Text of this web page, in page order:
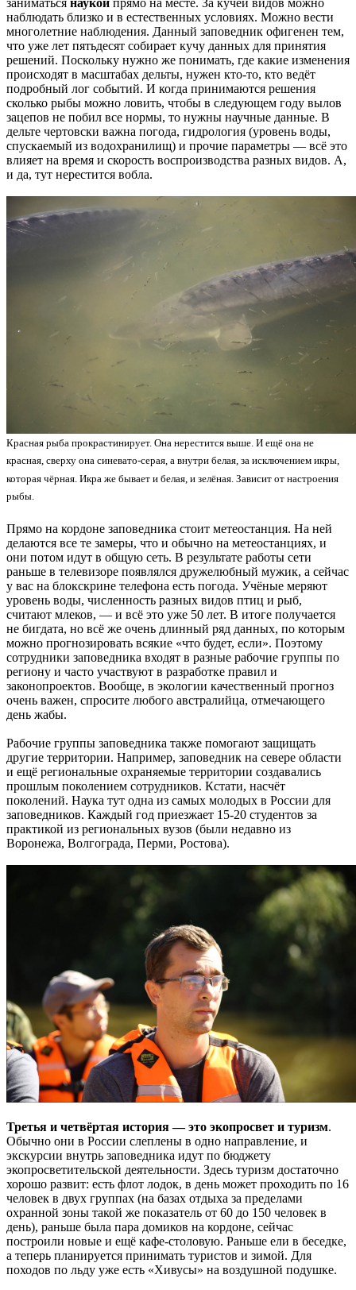
заниматься наукой прямо на месте. За кучей видов можно
наблюдать близко и в естественных условиях. Можно вести
многолетние наблюдения. Данный заповедник офигенен тем,
что уже лет пятьдесят собирает кучу данных для принятия
решений. Поскольку нужно же понимать, где какие изменения
происходят в масштабах дельты, нужен кто-то, кто ведёт
подробный лог событий. И когда принимаются решения
сколько рыбы можно ловить, чтобы в следующем году вылов
зацепов не побил все нормы, то нужны научные данные. В
дельте чертовски важна погода, гидрология (уровень воды,
спускаемый из водохранилищ) и прочие параметры — всё это
влияет на время и скорость воспроизводства разных видов. А,
и да, тут нерестится вобла.
Красная рыба прокрастинирует. Она нерестится выше. И ещё она не
красная, сверху она синевато-серая, а внутри белая, за исключением икры,
которая чёрная. Икра же бывает и белая, и зелёная. Зависит от настроения
рыбы.
Прямо на кордоне заповедника стоит метеостанция. На ней
делаются все те замеры, что и обычно на метеостанциях, и
они потом идут в общую сеть. В результате работы сети
раньше в телевизоре появлялся дружелюбный мужик, а сейчас
у вас на блокскрине телефона есть погода. Учёные меряют
уровень воды, численность разных видов птиц и рыб,
считают млеков, — и всё это уже 50 лет. В итоге получается
не бигдата, но всё же очень длинный ряд данных, по которым
можно прогнозировать всякие «что будет, если». Поэтому
сотрудники заповедника входят в разные рабочие группы по
региону и часто участвуют в разработке правил и
законопроектов. Вообще, в экологии качественный прогноз
очень важен, спросите любого австралийца, отмечающего
день жабы.
Рабочие группы заповедника также помогают защищать
другие территории. Например, заповедник на севере области
и ещё региональные охраняемые территории создавались
прошлым поколением сотрудников. Кстати, насчёт
поколений. Наука тут одна из самых молодых в России для
заповедников. Каждый год приезжает 15-20 студентов за
практикой из региональных вузов (были недавно из
Воронежа, Волгограда, Перми, Ростова).
Третья и четвёртая история — это экопросвет и туризм.
Обычно они в России слеплены в одно направление, и
экскурсии внутрь заповедника идут по бюджету
экопросветительской деятельности. Здесь туризм достаточно
хорошо развит: есть флот лодок, в день может проходить по 16
человек в двух группах (на базах отдыха за пределами
охранной зоны такой же показатель от 60 до 150 человек в
день), раньше была пара домиков на кордоне, сейчас
построили новые и ещё кафе-столовую. Раньше ели в беседке,
а теперь планируется принимать туристов и зимой. Для
походов по льду уже есть «Хивусы» на воздушной подушке.